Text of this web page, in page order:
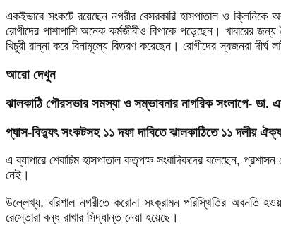
একইভাবে সংকটে রয়েছেন নগরীর বেসরকারি হাসপাতাল ও
রোগীদের পাশাপাশি অনেক কর্মজীবীও বিপাকে পড়েছেন। খাবারের
খিচুরী রান্না করে বিনামূল্যে বিতরণ করেছেন। রোগীদের স্বজনরা
আরো দেখুন
ঝালকাঠি পৌরসভার সমস্যা ও সম্ভাবনার নাগরিক সংলাপে- ডা.
গ্যাস-বিদ্যুৎ সংকটসহ ১১ দফা দাবিতে ঝালকাঠিতে ১১ দলীয়
এ ব্যাপারে শেবাচিম হাসপাতাল কতৃপক্ষ সংবাদিকদের বলেছেন,
নেই।
উল্লেখ্য, বরিশাল নগরীতে করোনা সংক্রামন পরিস্থিতির অবনতি
রেস্তোরা বন্ধ রাখার সিদ্ধান্ত নেয়া হয়েছে।